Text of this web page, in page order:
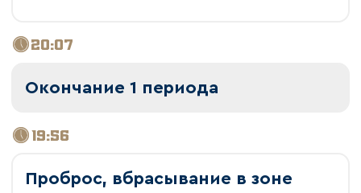
20:07
Окончание 1 периода
19:56
Проброс, вбрасывание в зоне